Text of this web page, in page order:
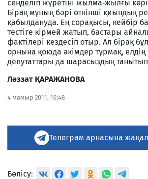
сенделіп жүретіні жылма‑жылғы
Бірақ мұның бәрі өткінші қиындық
қабылдануда. Ең сорақысы, кейбір
тестіге кірмей жатып, бастары
фактілері кездесіп отыр. Ал бірақ
орнына қоюда әкімдер тұрмақ, елдің
депутаттары да шарасыздық
Ләззат ҚАРАЖАНОВА
4 мамыр 2011, 16:48
Телеграм арнасына
Бөлісу: